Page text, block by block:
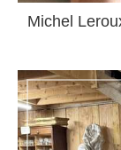
Michel